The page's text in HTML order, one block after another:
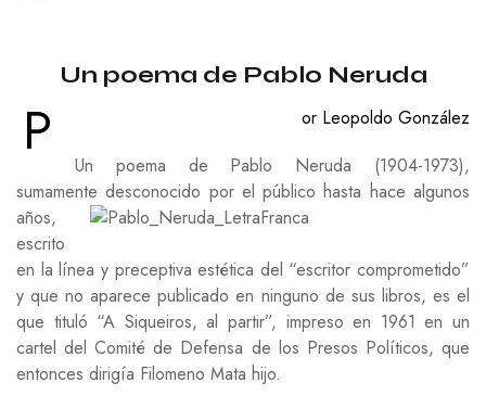
Un poema de Pablo Neruda
P
or Leopoldo González
Un poema de Pablo Neruda (1904-1973),
sumamente desconocido por el público hasta hace algunos
años,
escrito
en la línea y preceptiva estética del “escritor comprometido”
y que no aparece publicado en ninguno de sus libros, es el
que tituló “A Siqueiros, al partir”, impreso en 1961 en un
cartel del Comité de Defensa de los Presos Políticos, que
entonces dirigía Filomeno Mata hijo.